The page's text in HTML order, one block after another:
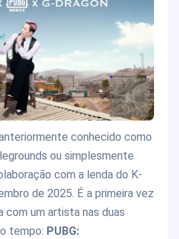
anteriormente conhecido como
ou simplesmente
com a lenda do K-
de 2025. É a primeira vez
com um artista nas duas
tempo: PUBG: